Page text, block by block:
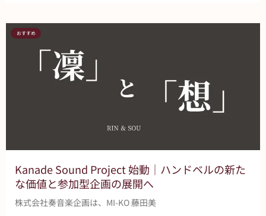
おすすめ
Kanade Sound Project 始動｜ハンドベルの新た
な価値と参加型企画の展開へ
株式会社奏音楽企画は、MI-KO 藤田美